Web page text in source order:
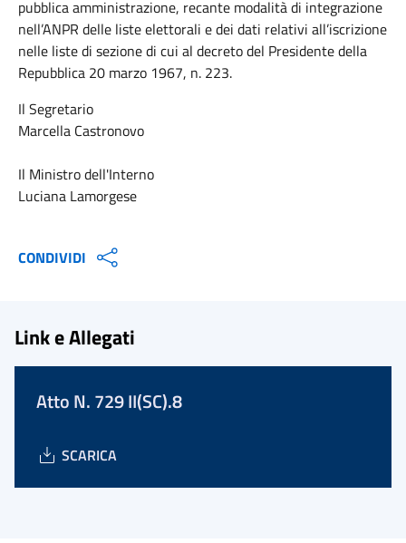
pubblica amministrazione, recante modalità di integrazione
nell’ANPR delle liste elettorali e dei dati relativi all’iscrizione
nelle liste di sezione di cui al decreto del Presidente della
Repubblica 20 marzo 1967, n. 223.
Il Segretario
Marcella Castronovo
Il Ministro dell'Interno
Luciana Lamorgese
CONDIVIDI
Link e Allegati
Atto N. 729 II(SC).8
SCARICA